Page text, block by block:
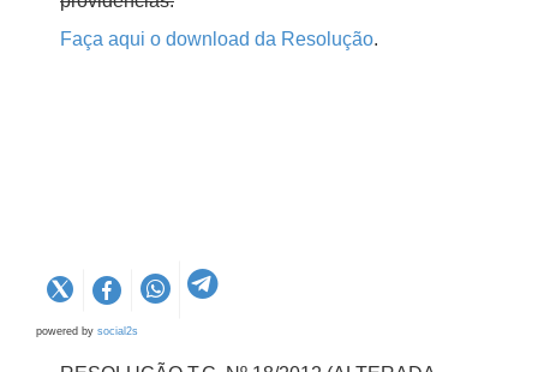
Faça aqui o download da Resolução.
powered by social2s